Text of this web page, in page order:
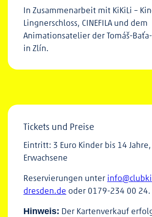
In Zusammenarbeit mit KiKiLi –
Lingnerschloss, CINEFILA und dem
Animationsatelier der Tomáš-
in Zlín.
Tickets und Preise
Eintritt: 3 Euro Kinder bis 14
Erwachsene
Reservierungen unter
dresden.de oder 0179-234 00 24.
Hinweis: Der Kartenverkauf